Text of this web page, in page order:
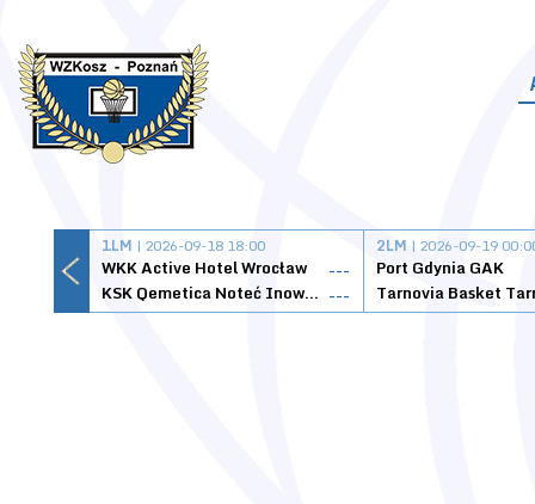
1LM | 2026-09-18 18:00
WKK Active Hotel Wrocław
---
KSK Qemetica Noteć Inowrocław ---
2LM | 2026-09-19
Port Gdynia GAK